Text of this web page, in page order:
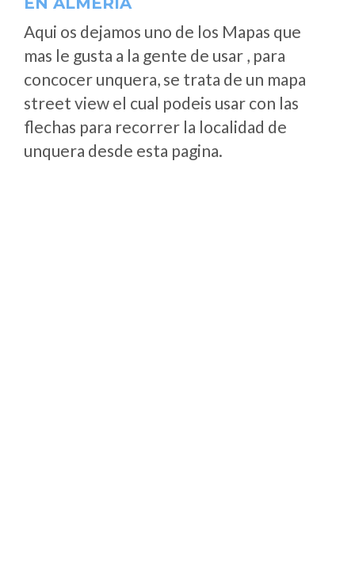
Aqui os dejamos uno de los Mapas que
mas le gusta a la gente de usar , para
concocer unquera, se trata de un mapa
street view el cual podeis usar con las
flechas para recorrer la localidad de
unquera desde esta pagina.